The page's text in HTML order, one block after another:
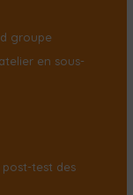
groupe
en sous-
test des